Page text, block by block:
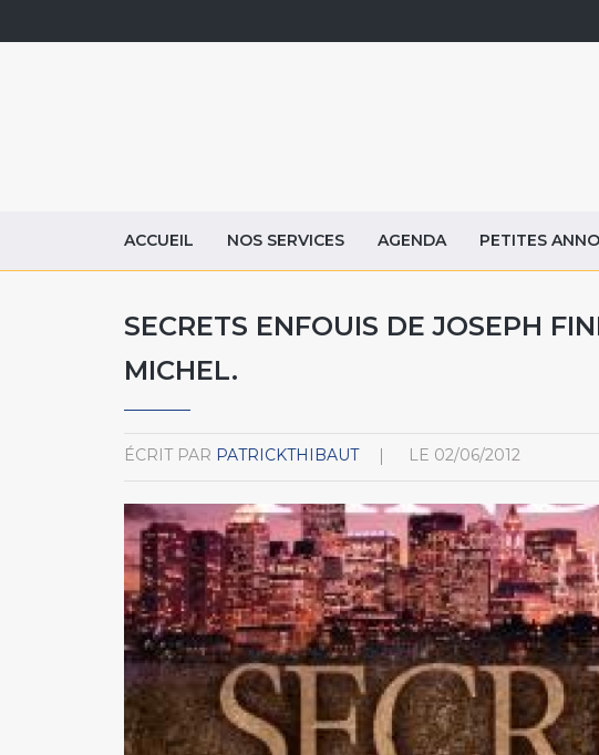
ACCUEIL NOS SERVICES AGENDA PETITES
SECRETS ENFOUIS DE JOSEPH
MICHEL.
ÉCRIT PAR PATRICKTHIBAUT LE 02/06/2012